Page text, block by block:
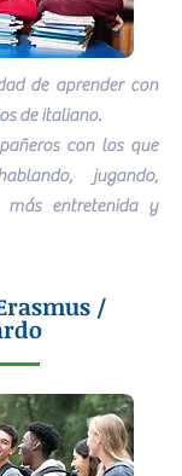
de aprender con
de italiano.
con los que
jugando,
entretenida y
/